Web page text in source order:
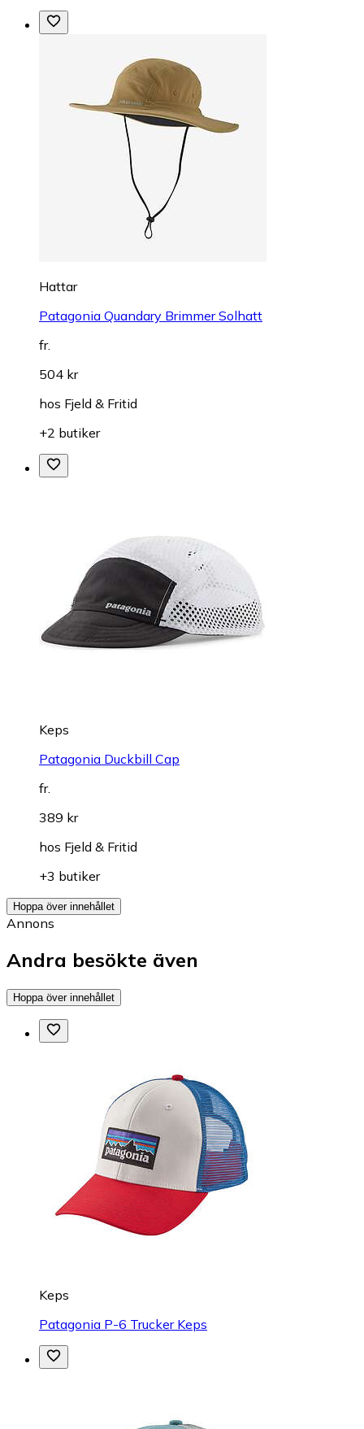
Hattar
Patagonia Quandary Brimmer Solhatt
fr.
504 kr
hos Fjeld & Fritid
+2 butiker
Keps
Patagonia Duckbill Cap
fr.
389 kr
hos Fjeld & Fritid
+3 butiker
Hoppa över innehållet
Annons
Andra besökte även
Hoppa över innehållet
Keps
Patagonia P-6 Trucker Keps